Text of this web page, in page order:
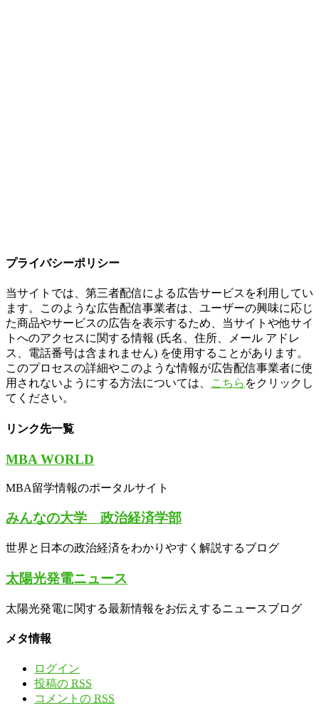
プライバシーポリシー
当サイトでは、第三者配信による広告サービスを利用してい
ます。このような広告配信事業者は、ユーザーの興味に応じ
た商品やサービスの広告を表示するため、当サイトや他サイ
トへのアクセスに関する情報 (氏名、住所、メール アドレ
ス、電話番号は含まれません) を使用することがあります。
このプロセスの詳細やこのような情報が広告配信事業者に使
用されないようにする方法については、
こちら をクリックし
てください。
リンク先一覧
MBA WORLD
MBA留学情報のポータルサイト
みんなの大学 政治経済学部
世界と日本の政治経済をわかりやすく解説するブログ
太陽光発電ニュース
太陽光発電に関する最新情報をお伝えするニュースブログ
メタ情報
ログイン
投稿の RSS
コメントの RSS